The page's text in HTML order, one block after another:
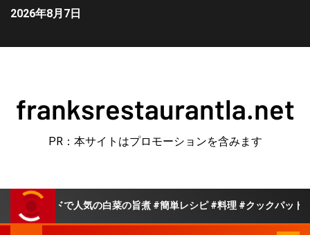
2026年8月7日
franksrestaurantla.net
PR：本サイトはプロモーションを含みます
ドで人気の白菜の旨煮 #簡単レシピ #料理 #クックパッド